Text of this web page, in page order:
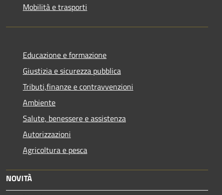
Mobilità e trasporti
Educazione e formazione
Giustizia e sicurezza pubblica
Tributi,finanze e contravvenzioni
Ambiente
Salute, benessere e assistenza
Autorizzazioni
Agricoltura e pesca
NOVITÀ